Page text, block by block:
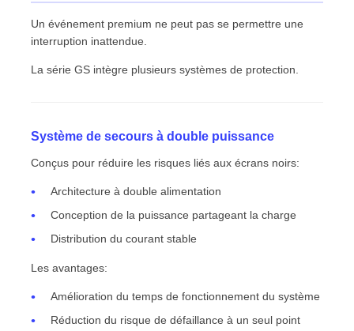
Un événement premium ne peut pas se permettre une
interruption inattendue.
La série GS intègre plusieurs systèmes de protection.
Système de secours à double puissance
Conçus pour réduire les risques liés aux écrans noirs:
Architecture à double alimentation
Conception de la puissance partageant la charge
Distribution du courant stable
Les avantages:
Amélioration du temps de fonctionnement du système
Réduction du risque de défaillance à un seul point